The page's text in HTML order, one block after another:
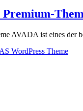
Premium-
AVADA ist eines der
WordPress Theme|